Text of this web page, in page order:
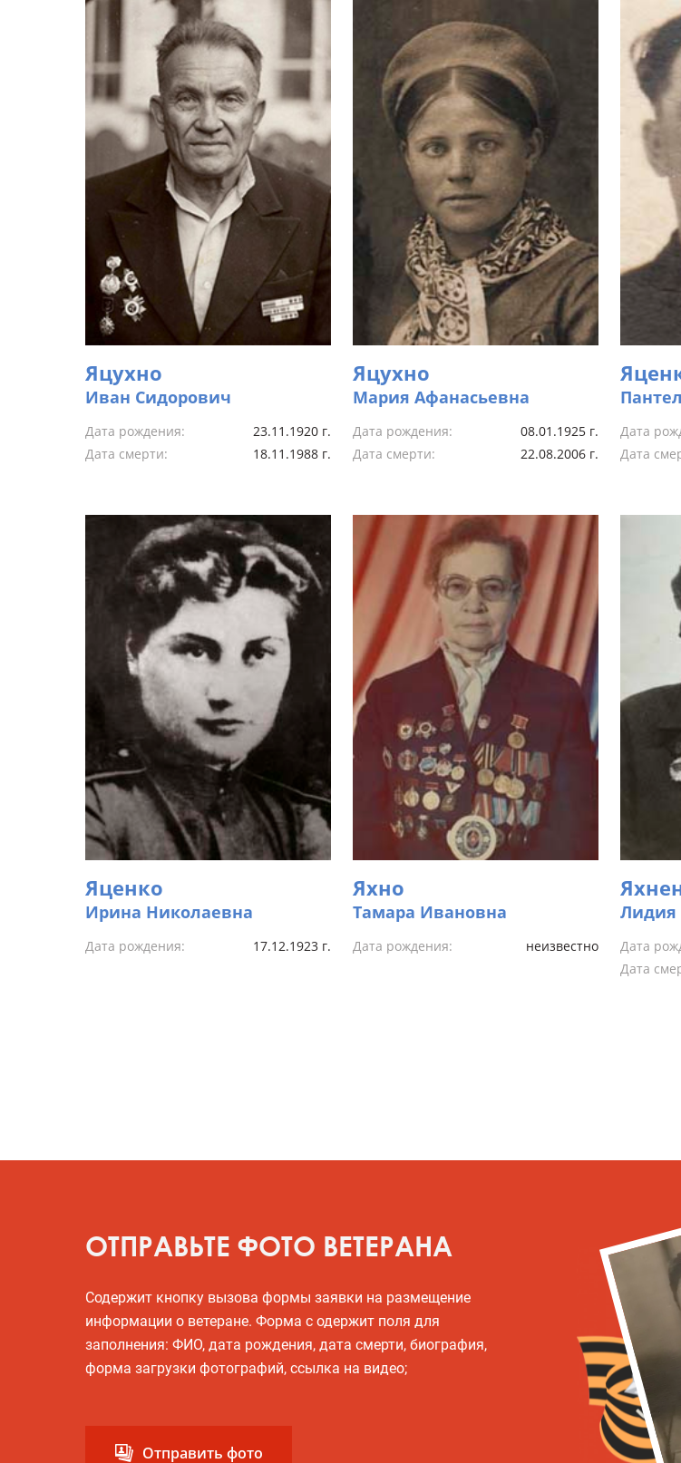
Яцухно
Иван Сидорович
Дата рождения:
23.11.1920 г.
Дата смерти:
18.11.1988 г.
Яцухно
Мария Афанасьевна
Дата рождения:
08.01.1925 г.
Дата смерти:
22.08.2006 г.
Дата
Дата
Яценко
Ирина Николаевна
Дата рождения: 17.12.1923 г.
Яхно
Тамара Ивановна
Дата рождения: неизвестно
Лидия
Дата
Дата
ОТПРАВЬТЕ ФОТО ВЕТЕРАНА
Содержит кнопку вызова формы заявки на размещение
информации о ветеране. Форма с одержит поля для
заполнения: ФИО, дата рождения, дата смерти, биография,
форма загрузки фотографий, ссылка на видео;
Отправить фото